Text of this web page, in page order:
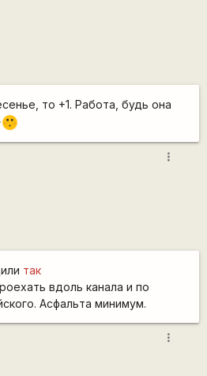
то +1. Работа, будь она
:[
more_vert
так
вдоль канала и по
Асфальта минимум.
more_vert